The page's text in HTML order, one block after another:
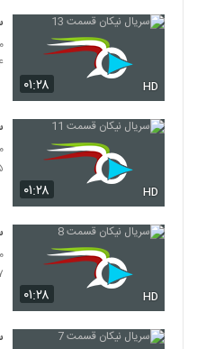
۰۱:۲۸ HD
۰۱:۲۸ HD
۰۱:۲۸ HD